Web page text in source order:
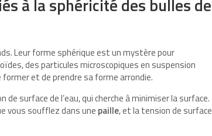
à la sphéricité des bulles de
Leur forme sphérique est un mystère pour
des particules microscopiques en suspension
et de prendre sa forme arrondie.
surface de l’eau, qui cherche à minimiser la surface.
vous soufflez dans une paille, et la tension de surface